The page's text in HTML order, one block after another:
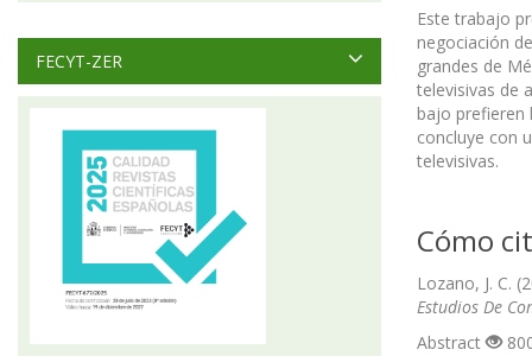
Este trabajo
negociación
grandes de
televisivas de
bajo prefieren
concluye con
televisivas.
Cómo
Lozano, J. C.
Estudios De
Abstract
FECYT-ZER